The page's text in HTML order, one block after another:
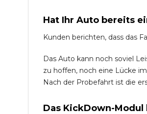
Hat Ihr Auto bereits
Kunden berichten, dass das
Das Auto kann noch soviel
zu hoffen, noch eine Lücke
Nach der Probefahrt ist die
Das KickDown-